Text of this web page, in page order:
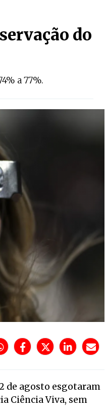
do
a 77%.
de agosto esgotaram
Ciência Viva, sem